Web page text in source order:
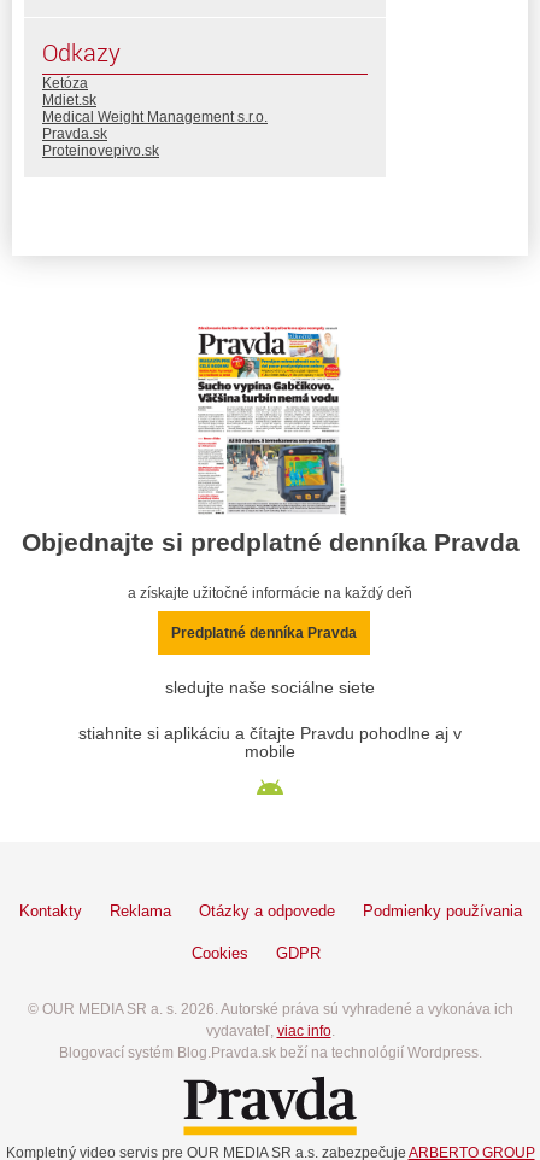
Odkazy
Ketóza
Mdiet.sk
Medical Weight Management s.r.o.
Pravda.sk
Proteinovepivo.sk
Objednajte si predplatné denníka Pravda
a získajte užitočné informácie na každý deň
Predplatné denníka Pravda
sledujte naše sociálne siete
stiahnite si aplikáciu a čítajte Pravdu pohodlne aj v
mobile
Kontakty Reklama Otázky a odpovede Podmienky používania
Cookies GDPR
© OUR MEDIA SR a. s. 2026. Autorské práva sú vyhradené a vykonáva ich
vydavateľ, viac info.
Blogovací systém Blog.Pravda.sk beží na technológií Wordpress.
Kompletný video servis pre OUR MEDIA SR a.s. zabezpečuje ARBERTO GROUP